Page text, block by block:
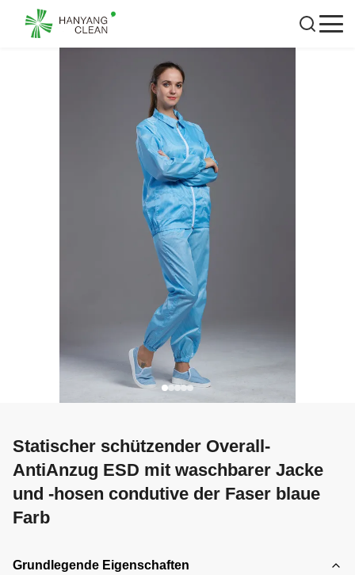
Statischer schützender Overall-
AntiAnzug ESD mit waschbarer Jacke
und -hosen condutive der Faser blaue
Farb
Grundlegende Eigenschaften